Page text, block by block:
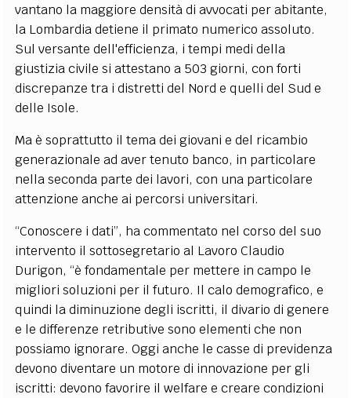
vantano la maggiore densità di avvocati per abitante,
la Lombardia detiene il primato numerico assoluto.
Sul versante dell'efficienza, i tempi medi della
giustizia civile si attestano a 503 giorni, con forti
discrepanze tra i distretti del Nord e quelli del Sud e
delle Isole.
Ma è soprattutto il tema dei giovani e del ricambio
generazionale ad aver tenuto banco, in particolare
nella seconda parte dei lavori, con una particolare
attenzione anche ai percorsi universitari.
“Conoscere i dati”, ha commentato nel corso del suo
intervento il sottosegretario al Lavoro Claudio
Durigon, “è fondamentale per mettere in campo le
migliori soluzioni per il futuro. Il calo demografico, e
quindi la diminuzione degli iscritti, il divario di genere
e le differenze retributive sono elementi che non
possiamo ignorare. Oggi anche le casse di previdenza
devono diventare un motore di innovazione per gli
iscritti: devono favorire il welfare e creare condizioni